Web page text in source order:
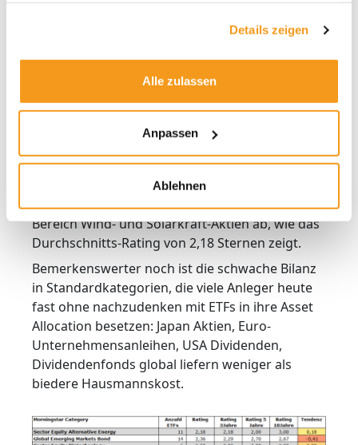
Details zeigen
Alle zulassen
Anpassen
Ablehnen
Schwache Ratings: ETFs als
Die Schlusslichter finden sich nicht nur in
Nischen- und Sektoren wie Alternative Energy,
Emerging Markets Bond, Biotechnology und
Sternen Programm sind. Der Rating-Absturz des
iShares Global Clean Energy liefert beredtes
Zeugnis über die schwache Bilanz von ETFs im
Bereich Wind- und Solarkraft-Aktien ab, wie das
Durchschnitts-Rating von 2,18 Sternen zeigt.
Bemerkenswerter noch ist die schwache Bilanz
in Standardkategorien, die viele Anleger heute
fast ohne nachzudenken mit ETFs in ihre Asset
Allocation besetzen: Japan Aktien, Euro-
Unternehmensanleihen, USA Dividenden,
Dividendenfonds global liefern weniger als
biedere Hausmannskost.